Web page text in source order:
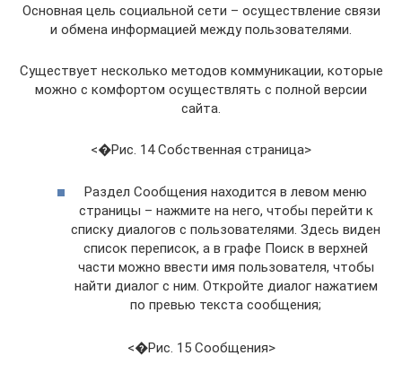
Основная цель социальной сети – осуществление связи
и обмена информацией между пользователями.
Существует несколько методов коммуникации, которые
можно с комфортом осуществлять с полной версии
сайта.
<�Рис. 14 Собственная страница>
Раздел Сообщения находится в левом меню
страницы – нажмите на него, чтобы перейти к
списку диалогов с пользователями. Здесь виден
список переписок, а в графе Поиск в верхней
части можно ввести имя пользователя, чтобы
найти диалог с ним. Откройте диалог нажатием
по превью текста сообщения;
<�Рис. 15 Сообщения>